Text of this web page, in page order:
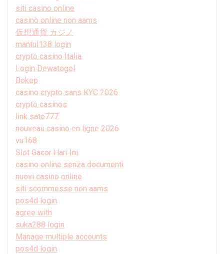
siti casino online
casinò online non aams
仮想通貨 カジノ
mantul138 login
crypto casino Italia
Login Dewatogel
Bokep
casino crypto sans KYC 2026
crypto casinos
link sate777
nouveau casino en ligne 2026
vu168
Slot Gacor Hari Ini
casino online senza documenti
nuovi casino online
siti scommesse non aams
pos4d login
agree with
suka288 login
Manage multiple accounts
pos4d login